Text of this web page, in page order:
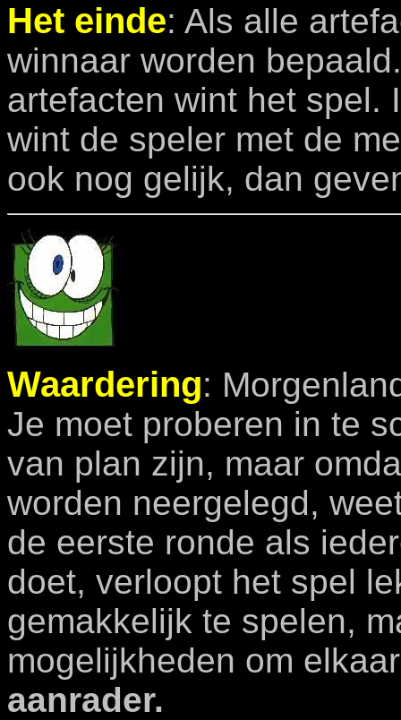
Het einde: Als alle
winnaar worden
artefacten wint het spel.
wint de speler met de
ook nog gelijk, dan
Waardering:
Je moet proberen in te
van plan zijn, maar
worden neergelegd,
de eerste ronde als
doet, verloopt het spel
gemakkelijk te spelen,
mogelijkheden om
aanrader.